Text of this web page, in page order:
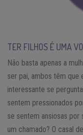
TER FILHOS É UMA
Não basta apenas a
ser pai, ambos têm
interessante se
sentem pressionados
se sentem ansiosas
um chamado? O casal